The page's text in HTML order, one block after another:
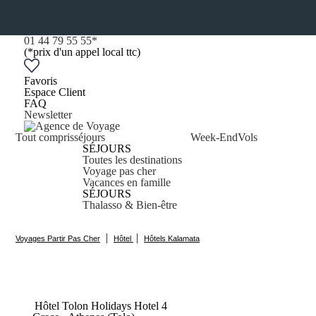
01 44 79 55 55*
(*prix d'un appel local ttc)
Favoris
Espace Client
FAQ
Newsletter
Tout comprisséjours
SÉJOURS
Toutes les destinations
Voyage pas cher
Vacances en famille
SÉJOURS
Thalasso & Bien-être
Week-EndVols
Voyages Partir Pas Cher | Hôtel | Hôtels Kalamata
Hôtel Tolon Holidays Hotel 4